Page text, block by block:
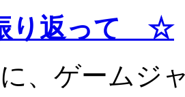
り返って ☆
に、ゲームジ